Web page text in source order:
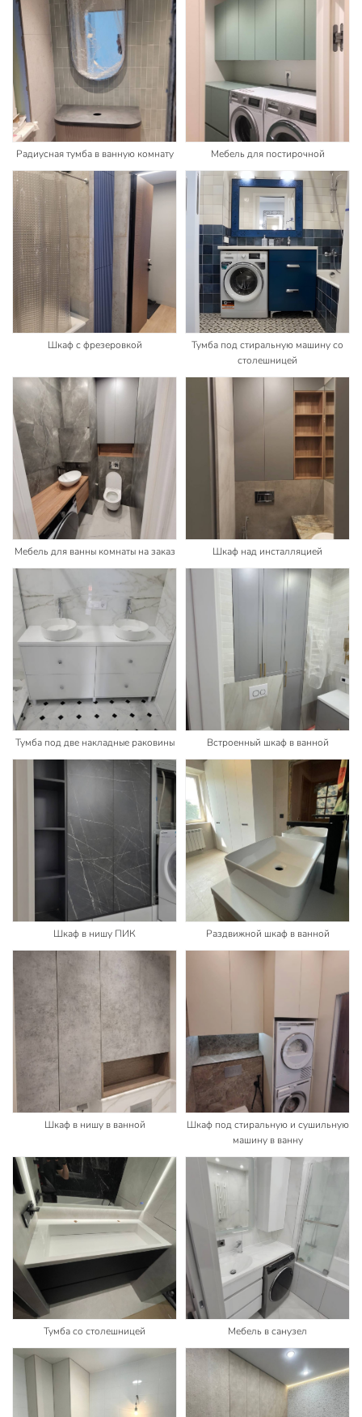
Радиусная тумба в ванную комнату Мебель для постирочной
Шкаф с фрезеровкой
Тумба под стиральную машину со
столешницей
Мебель для ванны комнаты на заказ Шкаф над инсталляцией
Тумба под две накладные раковины Встроенный шкаф в ванной
Шкаф в нишу ПИК Раздвижной шкаф в ванной
Шкаф в нишу в ванной
Шкаф под стиральную и сушильную
машину в ванну
Тумба со столешницей Мебель в санузел